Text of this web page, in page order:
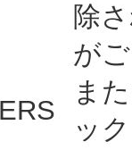
除
が
ま
ッ